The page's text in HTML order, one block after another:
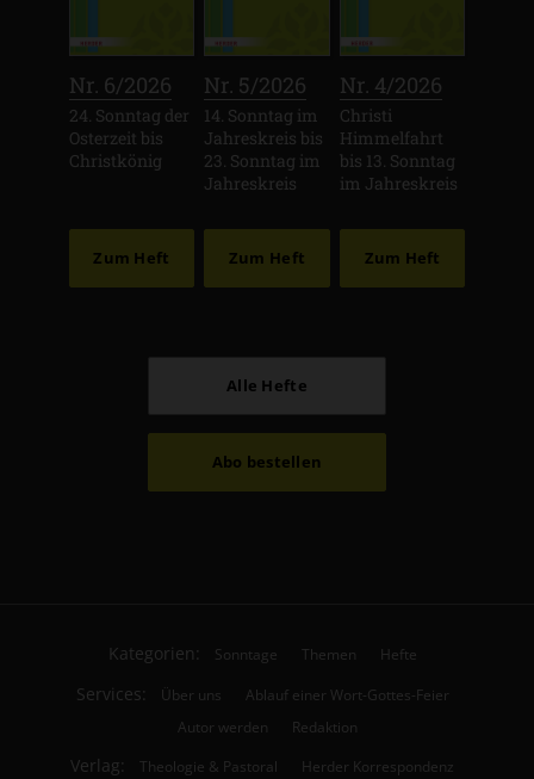
Nr. 6/2026
24. Sonntag der
Osterzeit bis
Christkönig
Zum Heft
Nr. 5/2026
14. Sonntag im
Jahreskreis bis
23. Sonntag im
Jahreskreis
Zum Heft
Nr. 4/2026
Christi
Himmelfahrt
bis 13. Sonntag
im Jahreskreis
Zum Heft
Alle Hefte
Abo bestellen
Kategorien: Sonntage Themen Hefte
Services: Über uns
Ablauf einer Wort-Gottes-Feier
Autor werden
Redaktion
Verlag: Theologie & Pastoral
Herder Korrespondenz